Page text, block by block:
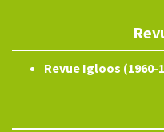
Revue Igloos (1960-